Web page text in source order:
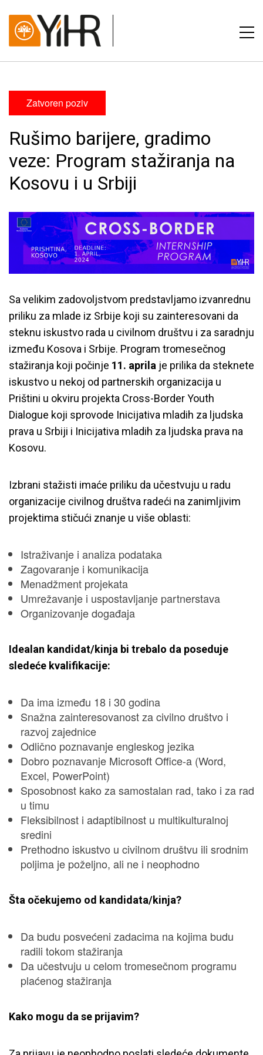
Zatvoren poziv
Rušimo barijere, gradimo
veze: Program stažiranja na
Kosovu i u Srbiji
Sa velikim zadovoljstvom predstavljamo izvanrednu
priliku za mlade iz Srbije koji su zainteresovani da
steknu iskustvo rada u civilnom društvu i za saradnju
između Kosova i Srbije. Program tromesečnog
stažiranja koji počinje 11. aprila je prilika da steknete
iskustvo u nekoj od partnerskih organizacija u
Prištini u okviru projekta Cross-Border Youth
Dialogue koji sprovode Inicijativa mladih za ljudska
prava u Srbiji i Inicijativa mladih za ljudska prava na
Kosovu.
Izbrani stažisti imaće priliku da učestvuju u radu
organizacije civilnog društva radeći na zanimljivim
projektima stičući znanje u više oblasti:
Istraživanje i analiza podataka
Zagovaranje i komunikacija
Menadžment projekata
Umrežavanje i uspostavljanje partnerstava
Organizovanje događaja
Idealan kandidat/kinja bi trebalo da poseduje
sledeće kvalifikacije:
Da ima između 18 i 30 godina
Snažna zainteresovanost za civilno društvo i
razvoj zajednice
Odlično poznavanje engleskog jezika
Dobro poznavanje Microsoft Office-a (Word,
Excel, PowerPoint)
Sposobnost kako za samostalan rad, tako i za rad
u timu
Fleksibilnost i adaptibilnost u multikulturalnoj
sredini
Prethodno iskustvo u civilnom društvu ili srodnim
poljima je poželjno, ali ne i neophodno
Šta očekujemo od kandidata/kinja?
Da budu posvećeni zadacima na kojima budu
radili tokom stažiranja
Da učestvuju u celom tromesečnom programu
plaćenog stažiranja
Kako mogu da se prijavim?